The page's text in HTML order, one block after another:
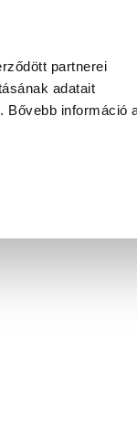
partnerei
adatait
Bővebb információ